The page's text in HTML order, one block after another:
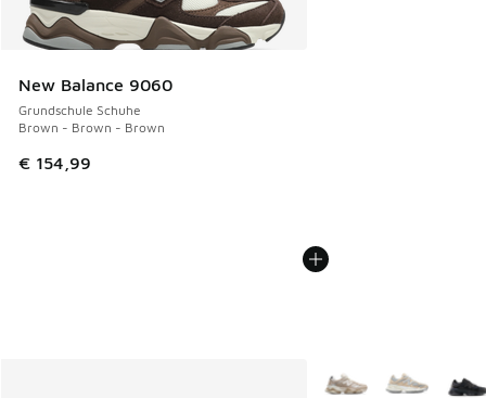
New Balance 9060
Grundschule Schuhe
Brown - Brown - Brown
€ 154,99
Weitere Farben